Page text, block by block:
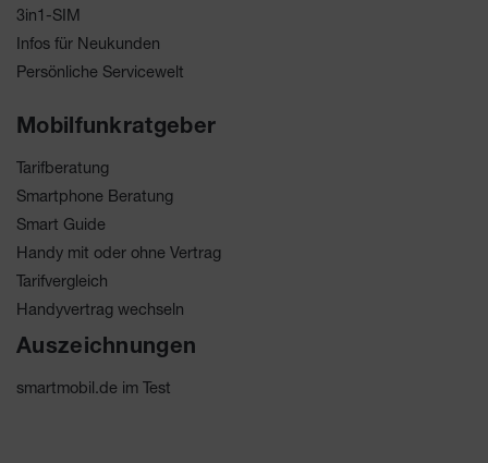
3in1-SIM
Infos für Neukunden
Persönliche Servicewelt
Mobilfunkratgeber
Tarifberatung
Smartphone Beratung
Smart Guide
Handy mit oder ohne Vertrag
Tarifvergleich
Handyvertrag wechseln
Auszeichnungen
smartmobil.de im Test